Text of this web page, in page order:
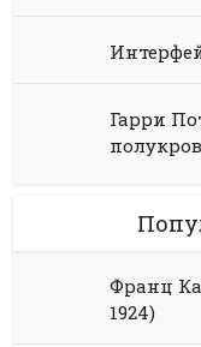
Гарри
Франц
1924)